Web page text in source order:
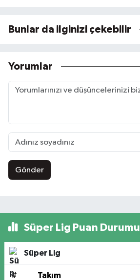
Bunlar da ilginizi çekebilir
Yorumlar
Gönder
Süper Lig Puan Durumu
Süper Lig
# Takım